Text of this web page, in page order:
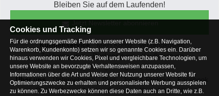
Bleiben Sie auf dem Laufenden!
Kundenservice Mein Konto
Versandkosten
Zahlungsarten
Rücksendung
Kaufberatung
Häufige Fragen
Über uns
Unternehmen Blog Jobs & Praktika
Facebook
Osterfeldsee
Archiv Sitemap Kontaktformular
Cookies und Tracking
Für die ordnungsgemäße Funktion unserer Website (z.B. Navigation,
Warenkorb, Kundenkonto) setzen wir so genannte Cookies ein. Darüber
hinaus verwenden wir Cookies, Pixel und vergleichbare Technologien, um
unsere Website an bevorzugte Verhaltensweisen anzupassen,
Informationen über die Art und Weise der Nutzung unserer Website für
Optimierungszwecke zu erhalten und personalisierte Werbung ausspielen
zu können. Zu Werbezwecke können diese Daten auch an Dritte, wie z.B.